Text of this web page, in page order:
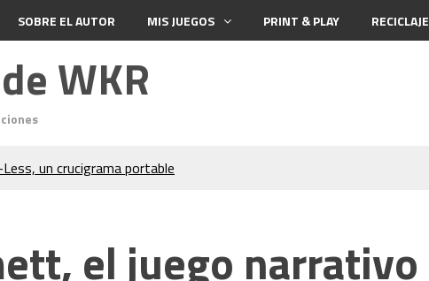
SOBRE EL AUTOR MIS JUEGOS PRINT & PLAY RECICLAJE
WKR
un crucigrama portable
5 póquer
el juego narrativo